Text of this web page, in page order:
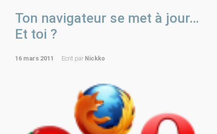
Ton navigateur se met à jour…
Et toi ?
16 mars 2011 Ecrit par Nickko